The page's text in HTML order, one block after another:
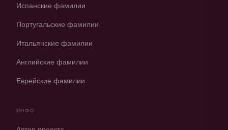
Испанские фамилии
Португальские фамилии
Итальянские фамилии
Английские фамилии
Еврейские фамилии
ИНФО